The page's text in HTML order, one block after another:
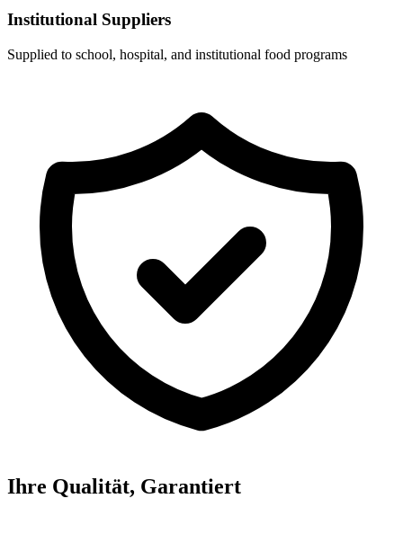
Institutional Suppliers
Supplied to school, hospital, and institutional food programs
Ihre Qualität, Garantiert